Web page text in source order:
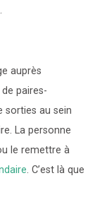
auprès
paires-
sorties au sein
La personne
le remettre à
. C’est là que